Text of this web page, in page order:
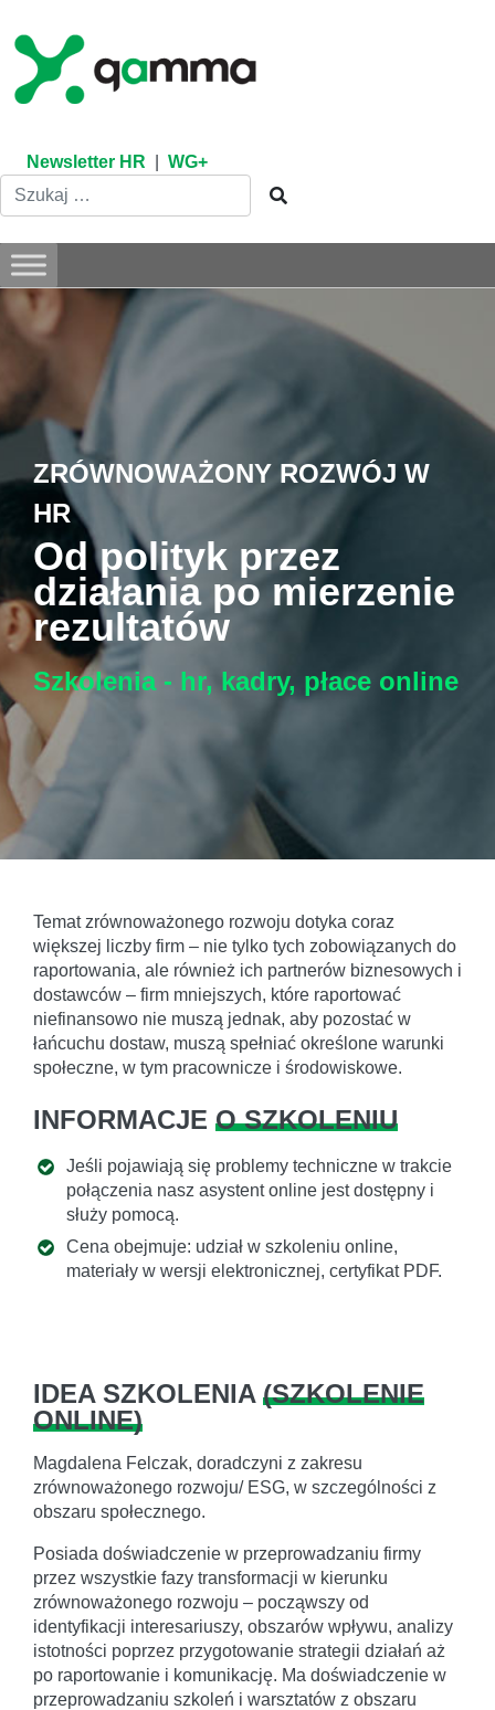
content
Newsletter HR WG+
ZRÓWNOWAŻONY ROZWÓJ W
HR
Od polityk przez
działania po mierzenie
rezultatów
Szkolenia - hr, kadry, płace online
Temat zrównoważonego rozwoju dotyka coraz
większej liczby firm – nie tylko tych zobowiązanych do
raportowania, ale również ich partnerów biznesowych i
dostawców – firm mniejszych, które raportować
niefinansowo nie muszą jednak, aby pozostać w
łańcuchu dostaw, muszą spełniać określone warunki
społeczne, w tym pracownicze i środowiskowe.
INFORMACJE O SZKOLENIU
Jeśli pojawiają się problemy techniczne w trakcie
połączenia nasz asystent online jest dostępny i
służy pomocą.
Cena obejmuje: udział w szkoleniu online,
materiały w wersji elektronicznej, certyfikat PDF.
IDEA SZKOLENIA (SZKOLENIE
ONLINE)
Magdalena Felczak, doradczyni z zakresu
zrównoważonego rozwoju/ ESG, w szczególności z
obszaru społecznego.
Posiada doświadczenie w przeprowadzaniu firmy
przez wszystkie fazy transformacji w kierunku
zrównoważonego rozwoju – począwszy od
identyfikacji interesariuszy, obszarów wpływu, analizy
istotności poprzez przygotowanie strategii działań aż
po raportowanie i komunikację. Ma doświadczenie w
przeprowadzaniu szkoleń i warsztatów z obszaru